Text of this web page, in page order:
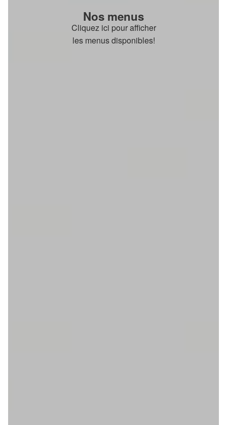
Nos menus
Cliquez ici pour afficher
les menus disponibles!